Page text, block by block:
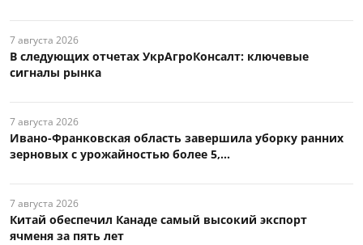
7 августа 2026
В следующих отчетах УкрАгроКонсалт: ключевые
сигналы рынка
7 августа 2026
Ивано-Франковская область завершила уборку ранних
зерновых с урожайностью более 5,...
7 августа 2026
Китай обеспечил Канаде самый высокий экспорт
ячменя за пять лет